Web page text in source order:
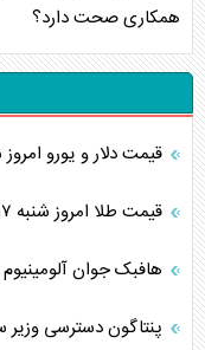
همکاری صحت دارد؟
قیمت دلار و یورو امروز شنبه ۱۷ مرداد
قیمت طلا امروز شنبه ۱۷ مرداد ۱۴۰۵ + جدول
هافبک جوان
پنتاگون دسترسی وزیر